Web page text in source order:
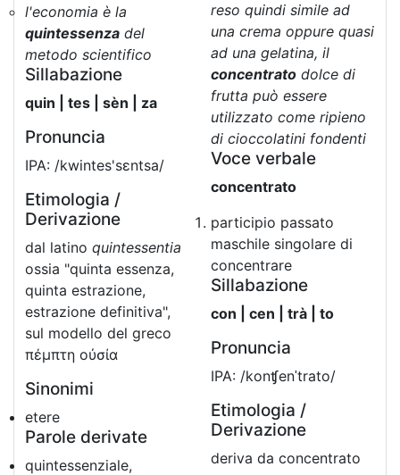
l'economia è la
quintessenza del
metodo scientifico
Sillabazione
quin | tes | sèn | za
Pronuncia
IPA: /kwintes'sɛntsa/
Etimologia /
Derivazione
dal latino quintessentia
ossia "quinta essenza,
quinta estrazione,
estrazione definitiva",
sul modello del greco
πέμπτη οὐσία
Sinonimi
etere
Parole derivate
quintessenziale,
reso quindi simile ad
una crema oppure quasi
ad una gelatina, il
concentrato dolce di
frutta può essere
utilizzato come ripieno
di cioccolatini fondenti
Voce verbale
concentrato
participio passato
maschile singolare di
concentrare
Sillabazione
con | cen | trà | to
Pronuncia
IPA: /konʧenˈtrato/
Etimologia /
Derivazione
deriva da concentrato